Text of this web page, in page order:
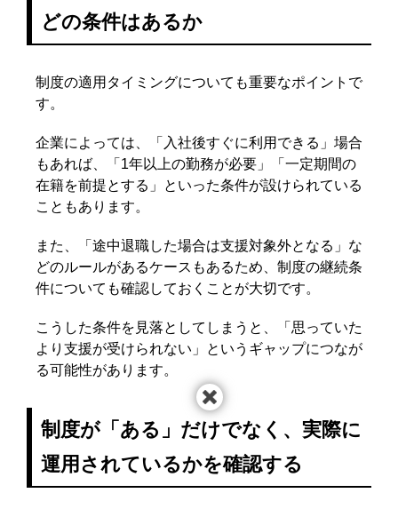
どの条件はあるか
制度の適用タイミングについても重要なポイントで
す。
企業によっては、「入社後すぐに利用できる」場合
もあれば、「1年以上の勤務が必要」「一定期間の
在籍を前提とする」といった条件が設けられている
こともあります。
また、「途中退職した場合は支援対象外となる」な
どのルールがあるケースもあるため、制度の継続条
件についても確認しておくことが大切です。
こうした条件を見落としてしまうと、「思っていた
より支援が受けられない」というギャップにつなが
る可能性があります。
制度が「ある」だけでなく、実際に
運用されているかを確認する